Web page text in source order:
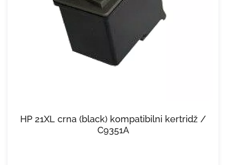
HP 21XL crna (black) kompatibilni kertridž /
C9351A